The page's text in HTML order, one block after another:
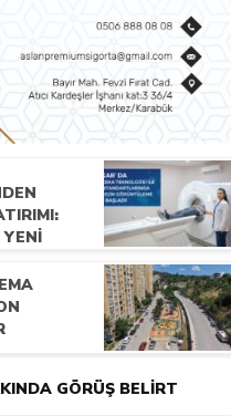
YENİ
GÖRÜŞ BELİRT